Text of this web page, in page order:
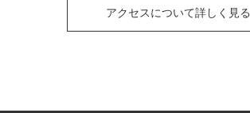
アクセスについて詳しく見る